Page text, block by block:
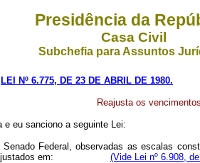
Presidência da
Casa Civil
Subchefia para Assuntos
LEI Nº 6.775, DE 23 DE ABRIL DE 1980.
Reajusta os
e eu sanciono a seguinte Lei:
Federal, observadas as escalas
reajustados em: (Vide Lei nº 6.908,